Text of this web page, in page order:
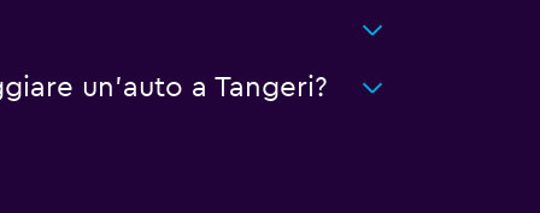
un'auto a Tangeri?